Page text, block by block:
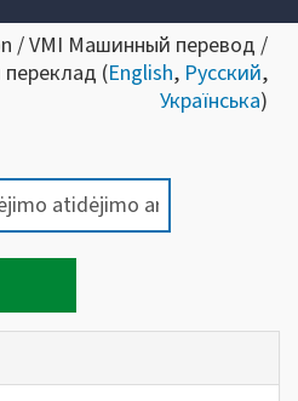
/ VMI Машинный перевод /
(English, Русский,
Українська)